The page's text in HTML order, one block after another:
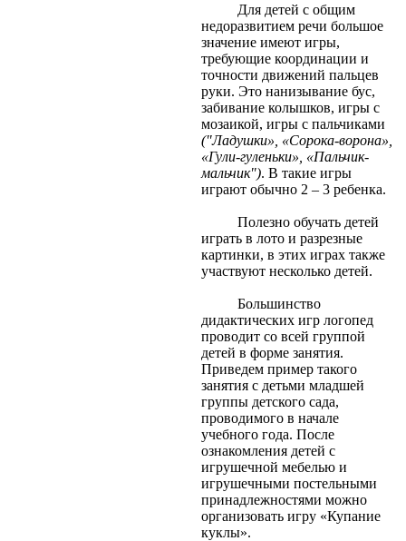
Для детей с общим
недоразвитием речи большое
значение имеют игры,
требующие координации и
точности движений пальцев
руки. Это нанизывание бус,
забивание колышков, игры с
мозаикой, игры с пальчиками
("Ладушки», «Сорока-ворона»,
«Гули-гуленьки», «Пальчик-
мальчик"). В такие игры
играют обычно 2 – 3 ребенка.
Полезно обучать детей
играть в лото и разрезные
картинки, в этих играх также
участвуют несколько детей.
Большинство
дидактических игр логопед
проводит со всей группой
детей в форме занятия.
Приведем пример такого
занятия с детьми младшей
группы детского сада,
проводимого в начале
учебного года. После
ознакомления детей с
игрушечной мебелью и
игрушечными постельными
принадлежностями можно
организовать игру «Купание
куклы».